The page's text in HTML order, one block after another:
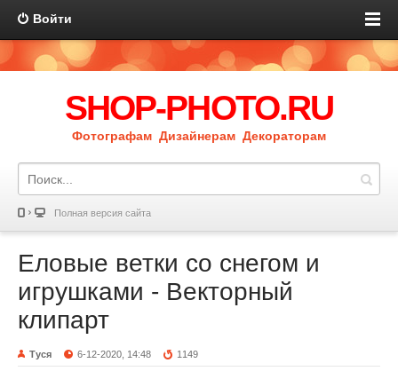
Войти
SHOP-PHOTO.RU
Фотографам Дизайнерам Декораторам
Полная версия сайта
Еловые ветки со снегом и
игрушками - Векторный
клипарт
Туся 6-12-2020, 14:48 1149